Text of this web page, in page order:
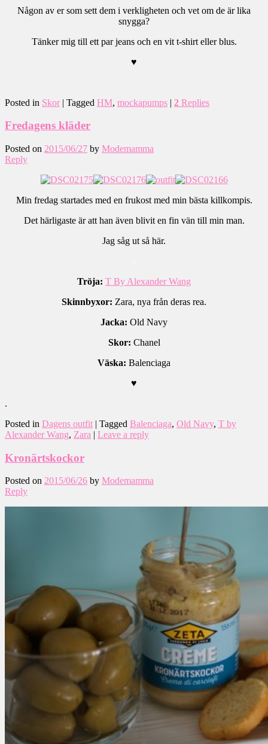
Någon av er som sett dem i verkligheten och vet om de är lika
snygga?
Tänker mig till ett par jeans och en vit t-shirt eller blus.
♥
Posted in Skor | Tagged HM, mockapumps | 2 Replies
Fredagens kläder
Posted on 2015/06/27 by Modemamma
Reply
Min fredag startades med en frukost med min bästa killkompis.
Det härligaste är att han även blivit en fin vän till min man.
Jag såg ut så här.
Tröja: T By Alexander Wang
Skinnbyxor: Zara, nya från deras rea.
Jacka: Old Navy
Skor: Chanel
Väska: Balenciaga
♥
.
Posted in Dagens outfit | Tagged Balenciaga, Old Navy, T by
Alexander Wang, Zara | Leave a reply
Kronärtskockor
Posted on 2015/06/26 by Modemamma
Reply